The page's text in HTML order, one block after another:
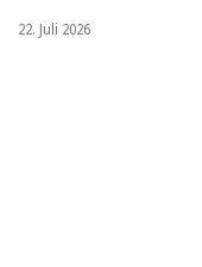
22. Juli 2026